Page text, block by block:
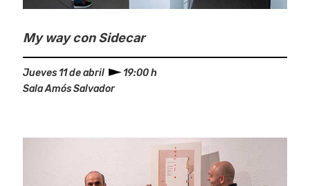
My waycon Sidecar
Jueves 11 de abril
19:00 h
Sala Amós Salvador